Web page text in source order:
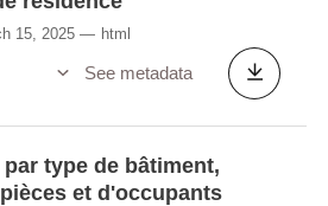
15, 2025 html
See metadata
type de bâtiment,
et d'occupants